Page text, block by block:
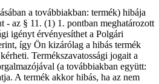
a továbbiakban: termék) hibája
- az § 11. (1) 1. pontban meghatározott
igényt érvényesíthet a Polgári
így Ön kizárólag a hibás termék
Termékszavatossági jogait a
(a továbbiakban együtt:
A termék akkor hibás, ha az nem